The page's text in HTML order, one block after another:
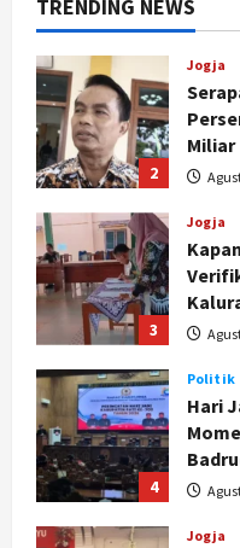
TRENDING NEWS
2
3
Jogja
4
Politik
Hari
5
Jogja
pada
Politik